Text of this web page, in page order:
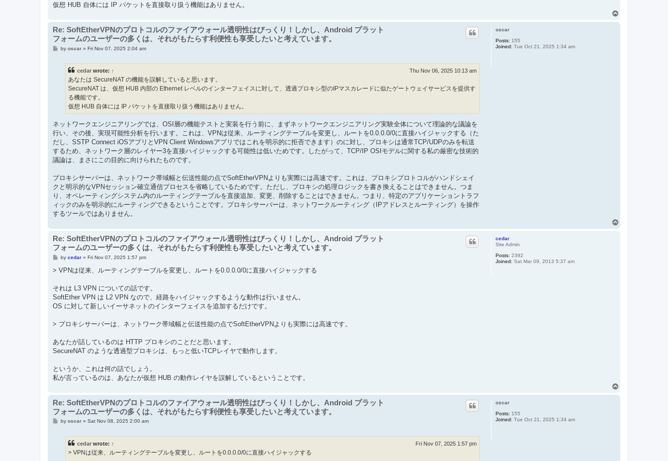
仮想 HUB 自体には IP パケットを直接取り扱う機能はありません。
oscar
Posts: 155
Joined: Tue Oct 21, 2025 1:34 am
Re: SoftEtherVPNのプロトコルのファイアウォール透明性はびっくり！しかし、Android プラット
フォームのユーザーの多くは、それがもたらす利便性も享受したいと考えています。
Pby oscar» Fri Nov 07, 2025 2:04 am
cedar wrote: ↑ Thu Nov 06, 2025 10:13 am
あなたは SecureNAT の機能を誤解していると思います。
SecureNAT は、仮想 HUB 内部の Ethernet レベルのインターフェイスに対して、透過プロキシ型のIPマスカレードに似たゲートウェイサービスを提供す
る機能です。
仮想 HUB 自体には IP パケットを直接取り扱う機能はありません。
ネットワークエンジニアリングでは、OSI層の機能テストと実装を行う前に、まずネットワークエンジニアリング実験全体について理論的な議論を
行い、その後、実現可能性分析を行います。これは、VPNは従来、ルーティングテーブルを変更し、ルートを0.0.0.0/0に直接ハイジャックする（た
だし、SSTP Connect iOSアプリとVPN Client Windowsアプリではこれを明示的に拒否できます）のに対し、プロキシは通常TCP/UDPのみを転送
するため、ネットワーク層のレイヤー3を直接ハイジャックする可能性は低いためです。したがって、TCP/IP OSIモデルに関する私の厳密な技術的
議論は、まさにこの目的に向けられたものです。
プロキシサーバーは、ネットワーク帯域幅と伝送性能の点でSoftEtherVPNよりも実際には高速です。これは、プロキシプロトコルがハンドシェイ
クと明示的なVPNセッション確立通信プロセスを省略しているためです。ただし、プロキシの処理ロジックを書き換えることはできません。つま
り、オペレーティングシステム内のルーティングテーブルを直接追加、変更、削除することはできません。つまり、特定のアプリケーショントラフ
ィックのみを明示的にルーティングできるということです。プロキシサーバーは、ネットワークルーティング（IPアドレスとルーティング）を操作
するツールではありません。
cedar
Site Admin
Posts: 2392
Joined: Sat Mar 09, 2013 5:37 am
Re: SoftEtherVPNのプロトコルのファイアウォール透明性はびっくり！しかし、Android プラット
フォームのユーザーの多くは、それがもたらす利便性も享受したいと考えています。
P
s
by cedar» Fri Nov 07, 2025 1:57 pm
> VPNは従来、ルーティングテーブルを変更し、ルートを0.0.0.0/0に直接ハイジャックする
それは L3 VPN についての話です。
SoftEther VPN は L2 VPN なので、経路をハイジャックするような動作は行いません。
OS に対して新しいイーサネットのインターフェイスを追加するだけです。
> プロキシサーバーは、ネットワーク帯域幅と伝送性能の点でSoftEtherVPNよりも実際には高速です。
あなたが話しているのは HTTP プロキシのことだと思います。
SecureNAT のような透過型プロキシは、もっと低いTCPレイヤで動作します。
というか、これは何の話でしょう。
私が言っているのは、あなたが仮想 HUB の動作レイヤを誤解しているということです。
oscar
Posts: 155
Joined: Tue Oct 21, 2025 1:34 am
Re: SoftEtherVPNのプロトコルのファイアウォール透明性はびっくり！しかし、Android プラット
フォームのユーザーの多くは、それがもたらす利便性も享受したいと考えています。
Pby oscar» Sat Nov 08, 2025 2:00 am
cedar wrote: ↑ Fri Nov 07, 2025 1:57 pm
> VPNは従来、ルーティングテーブルを変更し、ルートを0.0.0.0/0に直接ハイジャックする